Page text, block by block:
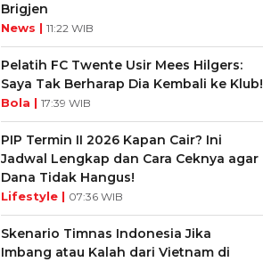
Brigjen
News | 11:22 WIB
Pelatih FC Twente Usir Mees Hilgers:
Saya Tak Berharap Dia Kembali ke Klub!
Bola | 17:39 WIB
PIP Termin II 2026 Kapan Cair? Ini
Jadwal Lengkap dan Cara Ceknya agar
Dana Tidak Hangus!
Lifestyle | 07:36 WIB
Skenario Timnas Indonesia Jika
Imbang atau Kalah dari Vietnam di